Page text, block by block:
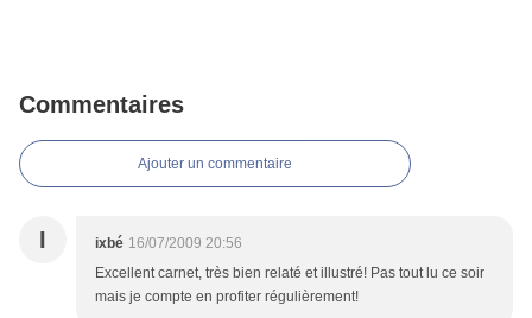
Commentaires
Ajouter un commentaire
I ixbé 16/07/2009 20:56
Excellent carnet, très bien relaté et illustré! Pas tout lu ce soir
mais je compte en profiter régulièrement!